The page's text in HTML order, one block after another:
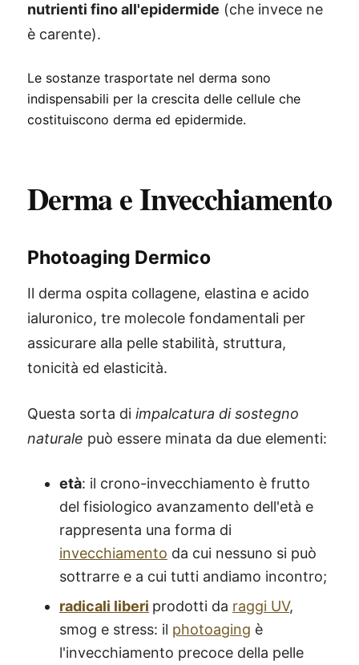
nutrienti fino all'epidermide (che invece ne
è carente).
Le sostanze trasportate nel derma sono
indispensabili per la crescita delle cellule che
costituiscono derma ed epidermide.
Derma e Invecchiamento
Photoaging Dermico
Il derma ospita collagene, elastina e acido
ialuronico, tre molecole fondamentali per
assicurare alla pelle stabilità, struttura,
tonicità ed elasticità.
Questa sorta di impalcatura di sostegno
naturale può essere minata da due elementi:
età: il crono-invecchiamento è frutto
del fisiologico avanzamento dell'età e
rappresenta una forma di
invecchiamento da cui nessuno si può
sottrarre e a cui tutti andiamo incontro;
radicali liberi prodotti da raggi UV,
smog e stress: il photoaging è
l'invecchiamento precoce della pelle